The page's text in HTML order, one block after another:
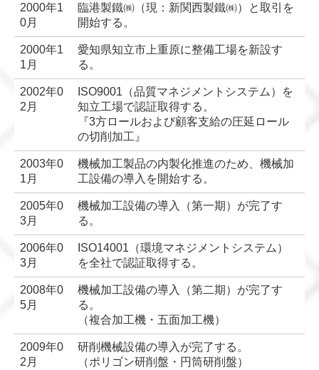
2000年1
0月
臨港製鐵㈱（現：新関西製鐵㈱）と取引を
開始する。
2000年1
1月
愛知県知立市上重原に整備工場を新設す
る。
2002年0
2月
ISO9001（品質マネジメントシステム）を
知立工場で認証取得する。
『3方ロールおよび顧客支給の圧延ロール
の切削加工』
2003年0
1月
機械加工製品の内製化推進のため、機械加
工設備の導入を開始する。
2005年0
3月
機械加工設備の導入（第一期）が完了す
る。
2006年0
3月
ISO14001（環境マネジメントシステム）
を全社で認証取得する。
2008年0
5月
機械加工設備の導入（第二期）が完了す
る。
（複合加工機・五面加工機）
2009年0
2月
研削機械設備の導入が完了する。
（ポリゴン研削盤・円筒研削盤）